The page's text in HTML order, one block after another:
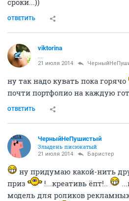
ОТВЕТИТЬ
viktorina
21 июля 2014
ну так надо кувать пока горячо
почти портфолио на каждую
ОТВЕТИТЬ
ЧерныйНеПушистый
Злыдень писюкатый
21 июля 2014 Баристер
ну придумаю какой-нить
приз
!...креативь ёпт!..
модель для роликов